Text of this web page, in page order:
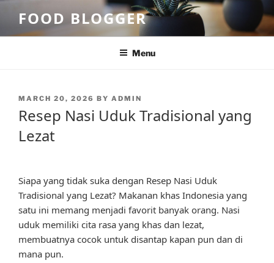
content
FOOD BLOGGER
Menu
POSTED
MARCH 20, 2026 BY ADMIN
Resep Nasi Uduk Tradisional yang
Lezat
Siapa yang tidak suka dengan Resep Nasi Uduk
Tradisional yang Lezat? Makanan khas Indonesia yang
satu ini memang menjadi favorit banyak orang. Nasi
uduk memiliki cita rasa yang khas dan lezat,
membuatnya cocok untuk disantap kapan pun dan di
mana pun.